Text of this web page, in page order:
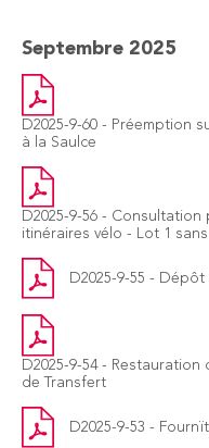
Septembre 2025
D2025-9-60 - Préemption
à la Saulce
D2025-9-56 -
itinéraires vélo - Lot 1
D2025-9-55 -
D2025-9-54 -
de Transfert
D2025-9-53 -